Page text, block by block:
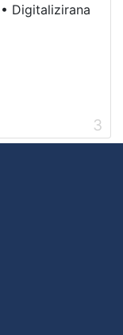
• Digitalizirana
3